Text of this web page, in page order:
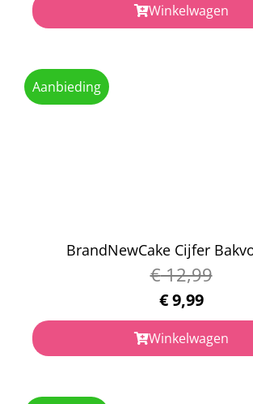
Winkelwagen
Aanbieding
BrandNewCake Cijfer
€12,99
€9,99
Winkelwagen